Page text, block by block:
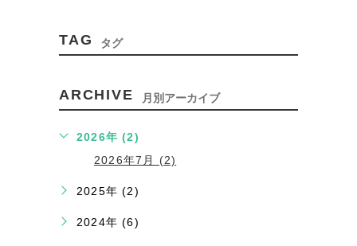
TAG タグ
ARCHIVE 月別アーカイブ
2026年 (2)
2026年7月 (2)
2025年 (2)
2024年 (6)